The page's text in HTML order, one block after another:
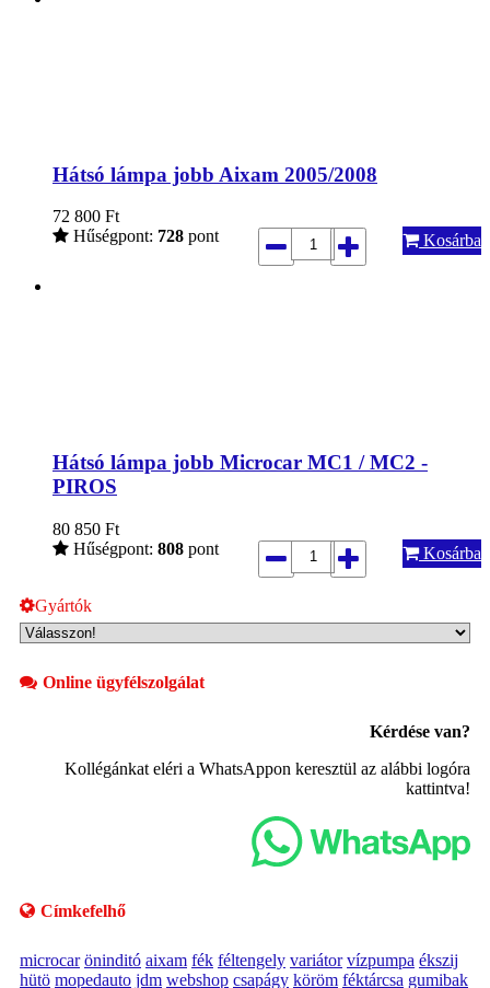
Hátsó lámpa jobb Aixam 2005/2008
72 800 Ft
Hűségpont: 728 pont Kosárba
Hátsó lámpa jobb Microcar MC1 / MC2 -
PIROS
80 850 Ft
Hűségpont: 808 pont Kosárba
Gyártók
Online ügyfélszolgálat
Kérdése van?
Kollégánkat eléri a WhatsAppon keresztül az alábbi logóra
kattintva!
Címkefelhő
microcar öninditó aixam fék féltengely variátor vízpumpa ékszij
hütö mopedauto jdm webshop csapágy köröm féktárcsa gumibak